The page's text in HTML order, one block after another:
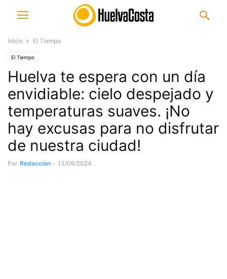
Inicio El Tiempo
El Tiempo
Huelva te espera con un día
envidiable: cielo despejado y
temperaturas suaves. ¡No
hay excusas para no disfrutar
de nuestra ciudad!
Por Redacción - 13/06/2024